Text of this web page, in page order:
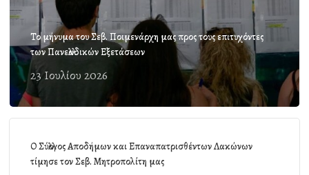
Το μήνυμα του Σεβ. Ποιμενάρχη μας προς τους επιτυχόντες
των Πανελλαδικών Εξετάσεων
23 Ιουλίου 2026
Ο Σύλλογος Αποδήμων και Επαναπατρισθέντων Λακώνων
τίμησε τον Σεβ. Μητροπολίτη μας